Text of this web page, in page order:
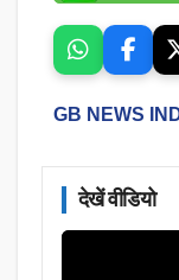
GB NEWS
देखें वीडियो